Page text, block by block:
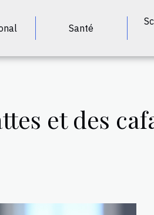
Santé
et des